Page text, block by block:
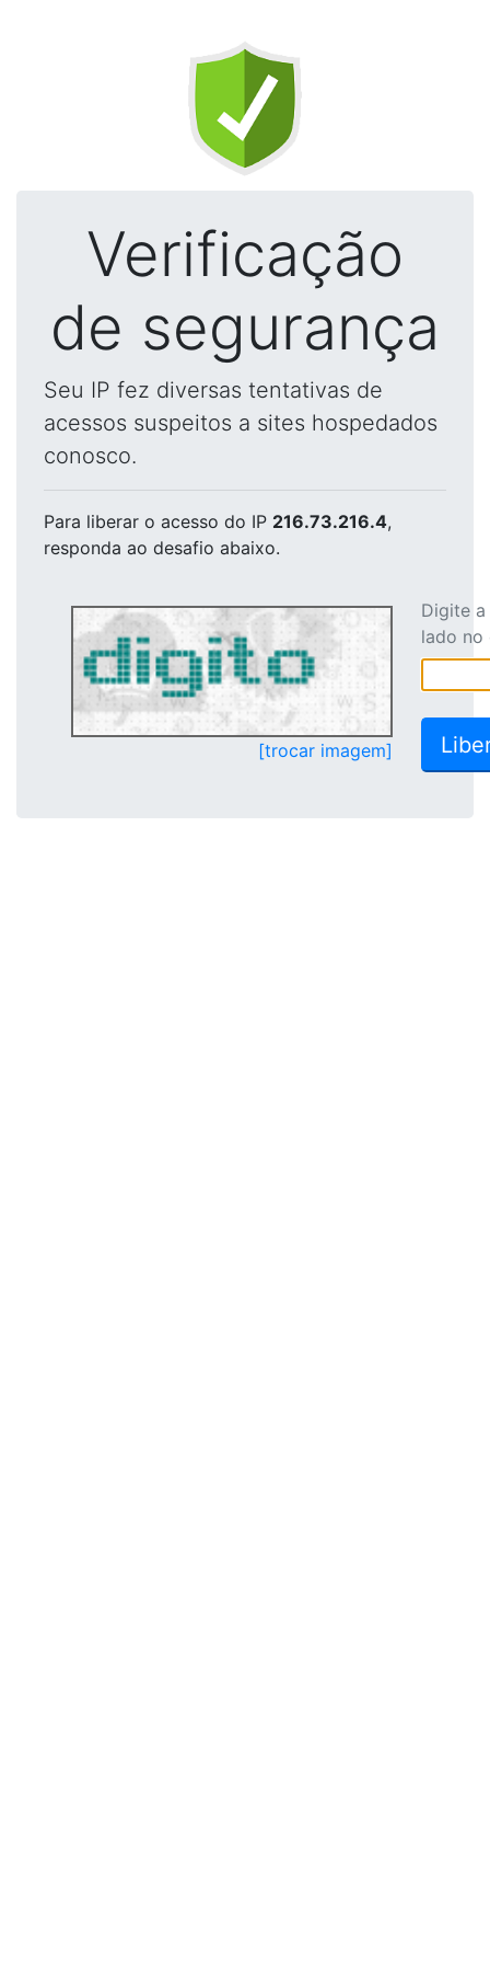
Verificação
de segurança
Seu IP fez diversas tentativas de
acessos suspeitos a sites hospedados
conosco.
Para liberar o acesso do IP 216.73.216.4,
responda ao desafio abaixo.
[trocar imagem]
Digite
lado no